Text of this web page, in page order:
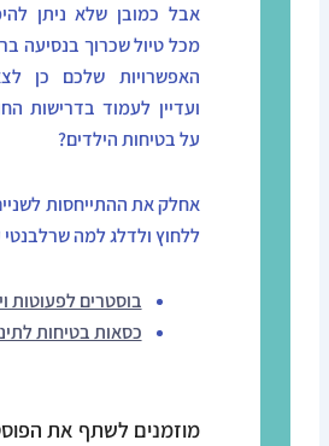
אבל כמובן שלא ניתן
מכל טיול שכרוך בנסיעה
האפשרויות שלכם כן
ועדיין לעמוד בדרישות
על בטיחות הילדים?
אחלק את ההתייחסות
ללחוץ ולדלג למה
בוסטרים לפעוטות
כסאות בטיחות
מוזמנים לשתף את